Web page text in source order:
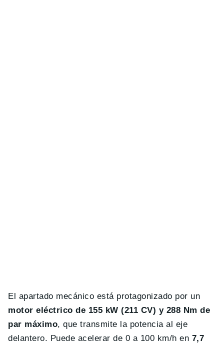
El apartado mecánico está protagonizado por un
motor eléctrico de 155 kW (211 CV) y 288 Nm de
par máximo, que transmite la potencia al eje
delantero. Puede acelerar de 0 a 100 km/h en 7,7